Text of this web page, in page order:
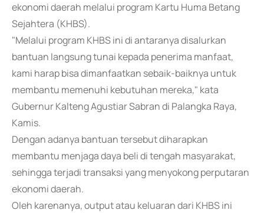
ekonomi daerah melalui program Kartu Huma Betang
Sejahtera (KHBS).
"Melalui program KHBS ini di antaranya disalurkan
bantuan langsung tunai kepada penerima manfaat,
kami harap bisa dimanfaatkan sebaik-baiknya untuk
membantu memenuhi kebutuhan mereka," kata
Gubernur Kalteng Agustiar Sabran di Palangka Raya,
Kamis.
Dengan adanya bantuan tersebut diharapkan
membantu menjaga daya beli di tengah masyarakat,
sehingga terjadi transaksi yang menyokong perputaran
ekonomi daerah.
Oleh karenanya, output atau keluaran dari KHBS ini